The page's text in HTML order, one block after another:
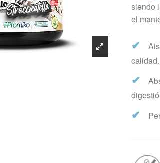
siendo
el
✔
calidad.
✔
✔